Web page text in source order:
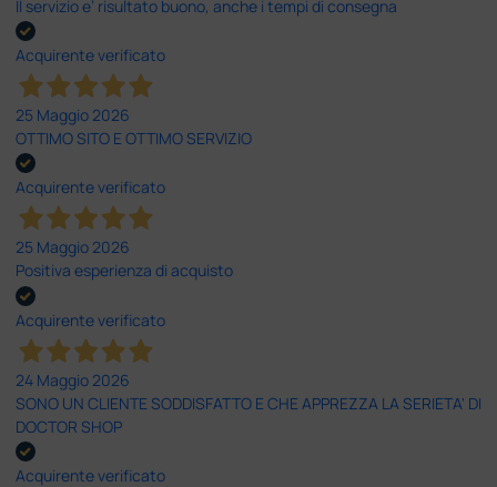
Il servizio e’ risultato buono, anche i tempi di consegna
Acquirente verificato
25 Maggio 2026
OTTIMO SITO E OTTIMO SERVIZIO
Acquirente verificato
25 Maggio 2026
Positiva esperienza di acquisto
Acquirente verificato
24 Maggio 2026
SONO UN CLIENTE SODDISFATTO E CHE APPREZZA LA SERIETA' DI
DOCTOR SHOP
Acquirente verificato